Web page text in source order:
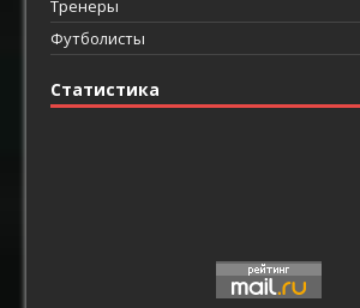
Тренеры
Футболисты
Статистика